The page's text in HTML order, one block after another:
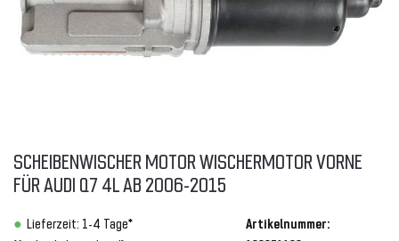
SCHEIBENWISCHER MOTOR WISCHERMOTOR VORNE
FÜR AUDI Q7 4L AB 2006-2015
Lieferzeit: 1-4 Tage*
Artikelnummer: